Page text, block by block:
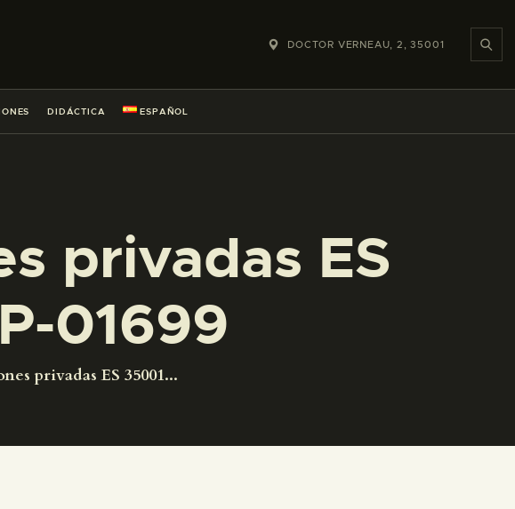
DOCTOR VERNEAU, 2, 35001
DIDÁCTICA ESPAÑOL
privadas ES
01699
privadas ES 35001...